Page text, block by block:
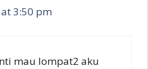
3:50 pm
mau lompat2 aku